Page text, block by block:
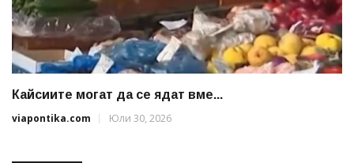
Кайсиите могат да се ядат вме...
viapontika.com
Юли 30, 2026